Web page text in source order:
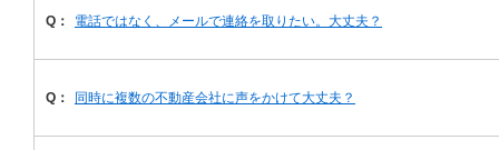
Q： 電話ではなく、メールで連絡を取りたい。大丈夫？
Q： 同時に複数の不動産会社に声をかけて大丈夫？